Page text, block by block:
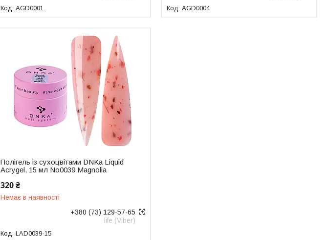
AGD0001 AGD0004
Полігель із сухоцвітами DNKa Liquid
Acrygel, 15 мл No0039 Magnolia
320 ₴
Немає в наявності
+380 (73) 129-57-65
life (Viber)
LAD0039-15